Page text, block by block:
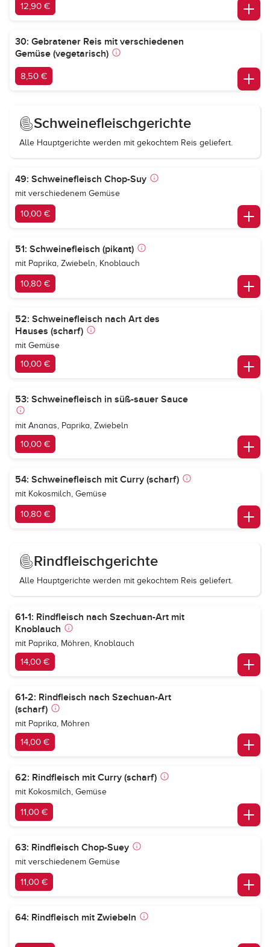
12,90 €
30: Gebratener Reis mit verschiedenen
Gemüse (vegetarisch)
8,50 €
Schweinefleischgerichte
Alle Hauptgerichte werden mit gekochtem Reis geliefert.
49: Schweinefleisch Chop-Suy
mit verschiedenem Gemüse
10,00 €
51: Schweinefleisch (pikant)
mit Paprika, Zwiebeln, Knoblauch
10,80 €
52: Schweinefleisch nach Art des
Hauses (scharf)
mit Gemüse
10,00 €
53: Schweinefleisch in süß-sauer Sauce
mit Ananas, Paprika, Zwiebeln
10,00 €
54: Schweinefleisch mit Curry (scharf)
mit Kokosmilch, Gemüse
10,80 €
Rindfleischgerichte
Alle Hauptgerichte werden mit gekochtem Reis geliefert.
61-1: Rindfleisch nach Szechuan-Art mit
Knoblauch
mit Paprika, Möhren, Knoblauch
14,00 €
61-2: Rindfleisch nach Szechuan-Art
(scharf)
mit Paprika, Möhren
14,00 €
62: Rindfleisch mit Curry (scharf)
mit Kokosmilch, Gemüse
11,00 €
63: Rindfleisch Chop-Suey
mit verschiedenem Gemüse
11,00 €
64: Rindfleisch mit Zwiebeln